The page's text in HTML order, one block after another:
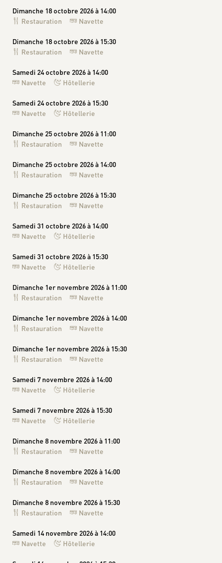
Dimanche 18 octobre 2026 à 14:00
Restauration
Navette
Dimanche 18 octobre 2026 à 15:30
Restauration
Navette
Samedi 24 octobre 2026 à 14:00
Navette
Hôtellerie
Samedi 24 octobre 2026 à 15:30
Navette
Hôtellerie
Dimanche 25 octobre 2026 à 11:00
Restauration
Navette
Dimanche 25 octobre 2026 à 14:00
Restauration
Navette
Dimanche 25 octobre 2026 à 15:30
Restauration
Navette
Samedi 31 octobre 2026 à 14:00
Navette
Hôtellerie
Samedi 31 octobre 2026 à 15:30
Navette
Hôtellerie
Dimanche 1er novembre 2026 à 11:00
Restauration
Navette
Dimanche 1er novembre 2026 à 14:00
Restauration
Navette
Dimanche 1er novembre 2026 à 15:30
Restauration
Navette
Samedi 7 novembre 2026 à 14:00
Navette
Hôtellerie
Samedi 7 novembre 2026 à 15:30
Navette
Hôtellerie
Dimanche 8 novembre 2026 à 11:00
Restauration
Navette
Dimanche 8 novembre 2026 à 14:00
Restauration
Navette
Dimanche 8 novembre 2026 à 15:30
Restauration
Navette
Samedi 14 novembre 2026 à 14:00
Navette
Hôtellerie